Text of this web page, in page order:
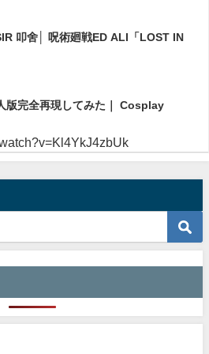
叩舍│ 呪術廻戦ED ALI「LOST IN
版完全再現してみた｜ Cosplay